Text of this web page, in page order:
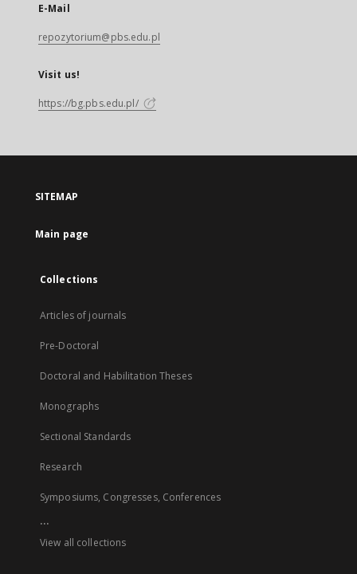
E-Mail
repozytorium@pbs.edu.pl
Visit us!
https://bg.pbs.edu.pl/
SITEMAP
Main page
Collections
Articles of journals
Pre-Doctoral
Doctoral and Habilitation Theses
Monographs
Sectional Standards
Research
Symposiums, Congresses, Conferences
...
View all collections